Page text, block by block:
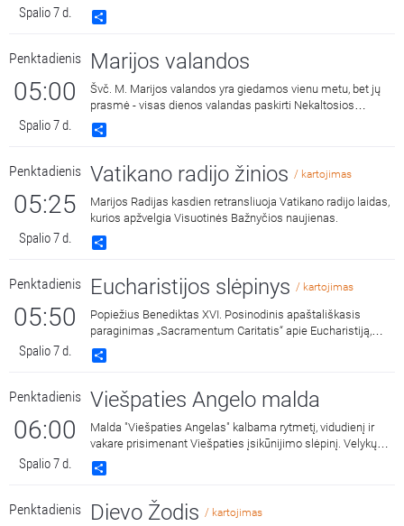
Spalio 7 d.
Penktadienis
05:00
Spalio 7 d.
Marijos valandos
Švč. M. Marijos valandos yra giedamos vienu metu, bet jų
prasmė - visas dienos valandas paskirti Nekaltosios
Motinos šlovei.
Penktadienis
05:25
Spalio 7 d.
Vatikano radijo žinios / kartojimas
Marijos Radijas kasdien retransliuoja Vatikano radijo laidas,
kurios apžvelgia Visuotinės Bažnyčios naujienas.
Penktadienis
05:50
Spalio 7 d.
Eucharistijos slėpinys / kartojimas
Popiežius Benediktas XVI. Posinodinis apaštališkasis
paraginimas „Sacramentum Caritatis“ apie Eucharistiją,
Bažnyčios gyvenimo ir misijos versmę ir šaltinį. Skaito
Laimis Krunglevičius.
Penktadienis
06:00
Spalio 7 d.
Viešpaties Angelo malda
Malda "Viešpaties Angelas" kalbama rytmetį, vidudienį ir
vakare prisimenant Viešpaties įsikūnijimo slėpinį. Velykų
laiku triskart per dieną vietoj šios maldos Bažnyčia
meldžiasi malda "Dangaus Karaliene", drauge su
Jo prisikėlimą iš numirusių.
Penktadienis Dievo Žodis / kartojimas